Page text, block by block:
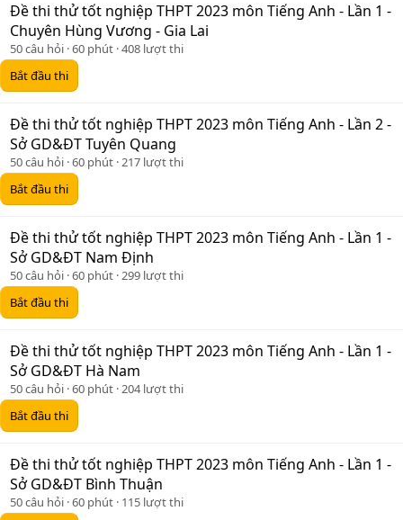
Đề thi thử tốt nghiệp THPT 2023 môn Tiếng Anh - Lần 1 -
Chuyên Hùng Vương - Gia Lai
50 câu hỏi 60 phút 408 lượt thi
Bắt đầu thi
Đề thi thử tốt nghiệp THPT 2023 môn Tiếng Anh - Lần 2 -
Sở GD&ĐT Tuyên Quang
50 câu hỏi 60 phút 217 lượt thi
Bắt đầu thi
Đề thi thử tốt nghiệp THPT 2023 môn Tiếng Anh - Lần 1 -
Sở GD&ĐT Nam Định
50 câu hỏi 60 phút 299 lượt thi
Bắt đầu thi
Đề thi thử tốt nghiệp THPT 2023 môn Tiếng Anh - Lần 1 -
Sở GD&ĐT Hà Nam
50 câu hỏi 60 phút 204 lượt thi
Bắt đầu thi
Đề thi thử tốt nghiệp THPT 2023 môn Tiếng Anh - Lần 1 -
Sở GD&ĐT Bình Thuận
50 câu hỏi 60 phút 115 lượt thi